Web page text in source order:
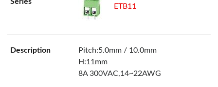
ETB11
Pitch:5.0mm / 10.0mm
H:11mm
8A 300VAC,14~22AWG